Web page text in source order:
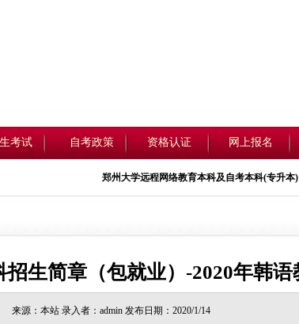
考试 自考政策 资格认证 网上报名
郑州大学远程网络教育本科及自考本科(专升本)已
招生简章（包就业）-2020年韩语
来源：本站 录入者：admin 发布日期：2020/1/14